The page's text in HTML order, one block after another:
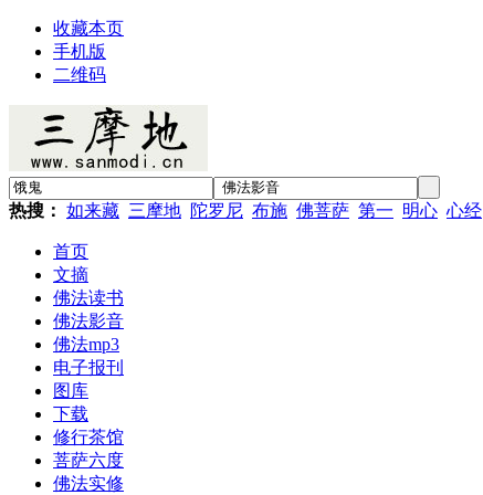
收藏本页
手机版
二维码
热搜： 如来藏 三摩地 陀罗尼 布施 佛菩萨 第一 明心 心经
首页
文摘
佛法读书
佛法影音
佛法mp3
电子报刊
图库
下载
修行茶馆
菩萨六度
佛法实修